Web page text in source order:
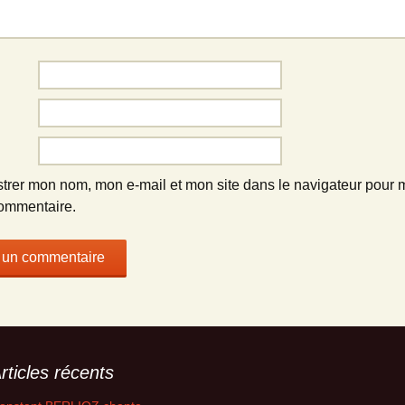
mon nom, mon e-mail et mon site dans le navigateur pour
récents